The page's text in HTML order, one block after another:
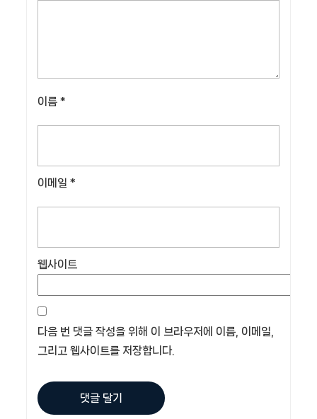
이름 *
이메일 *
웹사이트
다음 번 댓글 작성을 위해 이 브라우저에 이름, 이메일,
그리고 웹사이트를 저장합니다.